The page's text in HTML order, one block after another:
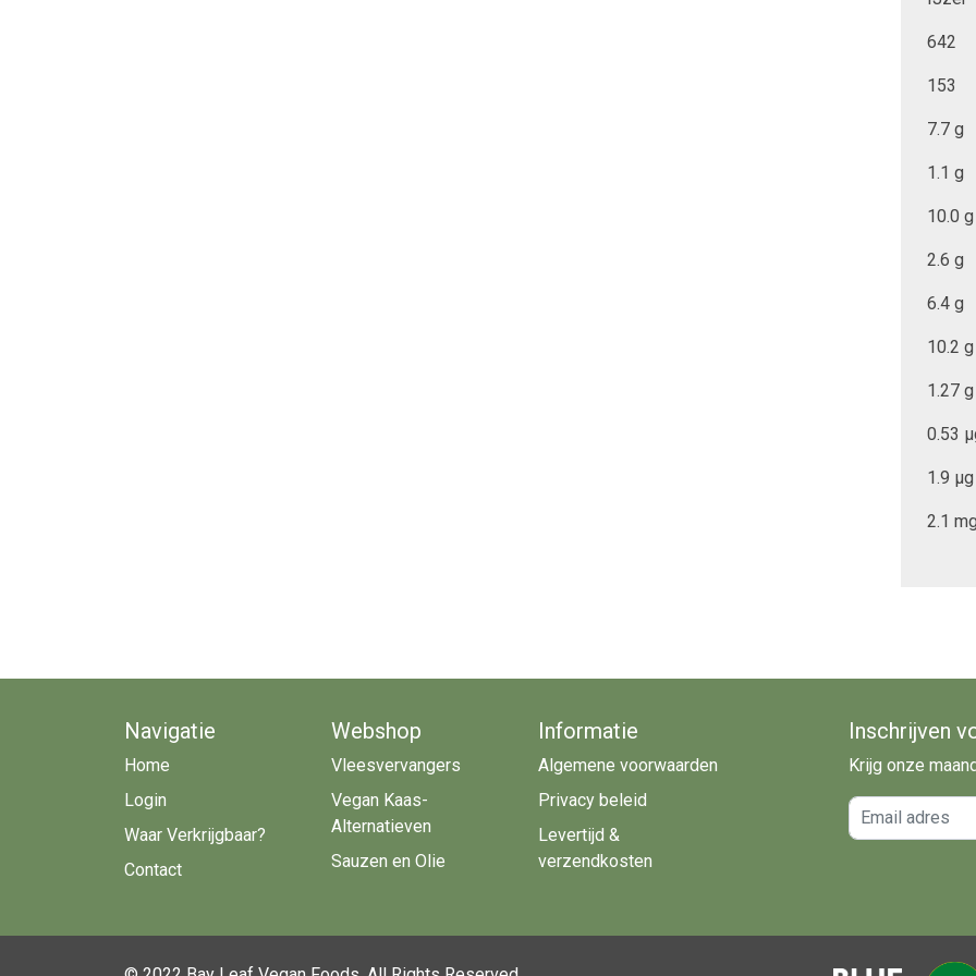
642
153
7.7 g
1.1 g
10.0 g
2.6 g
6.4 g
10.2 g
1.27 g
0.53
1.9 μg
2.1
Navigatie
Home
Login
Waar Verkrijgbaar?
Contact
Webshop
Vleesvervangers
Vegan Kaas-
Alternatieven
Sauzen en Olie
Informatie
Algemene voorwaarden
Privacy beleid
Levertijd &
verzendkosten
Inschrijven
Krijg onze
Email adres